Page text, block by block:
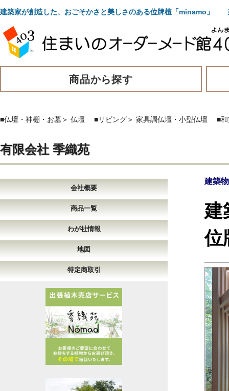
建築家が創造した、おごそかさと美しさのある位牌檀「minamo」
商品から探す
■仏壇・神棚・お墓＞ 仏壇 ■リビング＞ 家具調仏壇・小型仏壇 ■
有限会社 季織苑
会社概要
商品一覧
わが社情報
地図
特定商取引
建築
建
位